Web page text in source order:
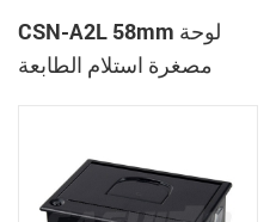
CSN-A2L 58mm لوحة
مصغرة استلام الطابعة